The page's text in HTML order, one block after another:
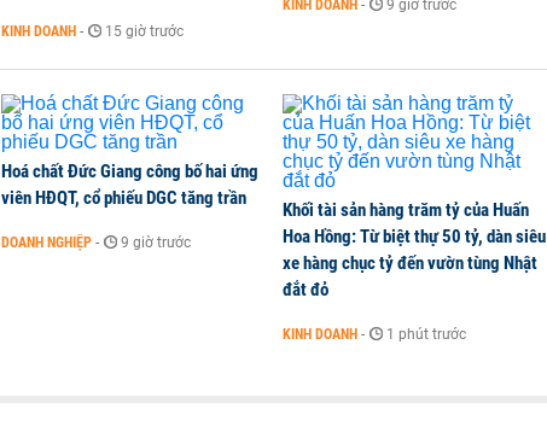
KINH DOANH - 15 giờ trước
KINH DOANH - 9 giờ trước
Hoá chất Đức Giang công bố hai ứng
viên HĐQT, cổ phiếu DGC tăng trần
DOANH NGHIỆP - 9 giờ trước
Khối tài sản hàng trăm tỷ của Huấn
Hoa Hồng: Từ biệt thự 50 tỷ, dàn siêu
xe hàng chục tỷ đến vườn tùng Nhật
đắt đỏ
KINH DOANH - 1 phút trước